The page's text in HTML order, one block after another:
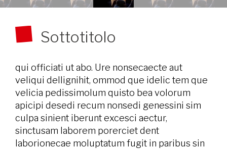
Sottotitolo
qui officiati ut abo. Ure nonsecaecte aut
veliqui dellignihit, ommod que idelic tem que
velicia pedissimolum quisto bea volorum
apicipi desedi recum nonsedi genessini sim
culpa sinient iberunt excesci aectur,
sinctusam laborem porerciet dent
laborionecae moluptatum fugit in paribus sin